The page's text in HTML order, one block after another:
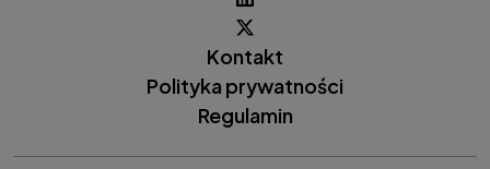
Kontakt
Polityka prywatności
Regulamin